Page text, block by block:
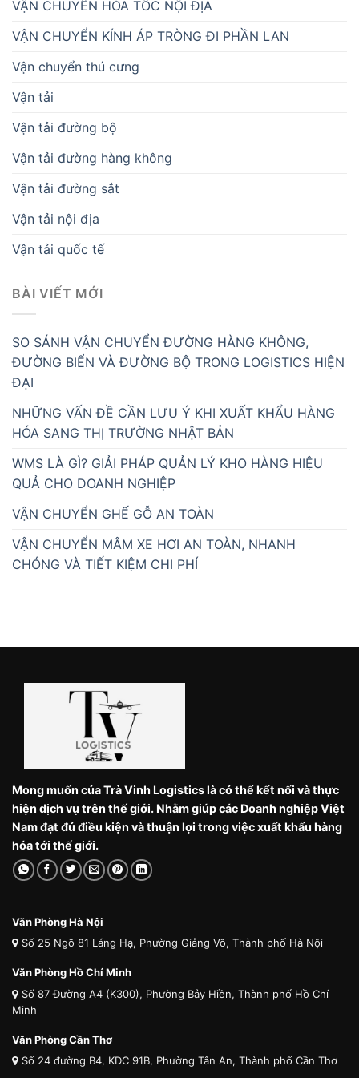
VẬN CHUYỂN HỎA TỐC NỘI ĐỊA
VẬN CHUYỂN KÍNH ÁP TRÒNG ĐI PHẦN LAN
Vận chuyển thú cưng
Vận tải
Vận tải đường bộ
Vận tải đường hàng không
Vận tải đường sắt
Vận tải nội địa
Vận tải quốc tế
BÀI VIẾT MỚI
SO SÁNH VẬN CHUYỂN ĐƯỜNG HÀNG KHÔNG,
ĐƯỜNG BIỂN VÀ ĐƯỜNG BỘ TRONG LOGISTICS HIỆN
ĐẠI
NHỮNG VẤN ĐỀ CẦN LƯU Ý KHI XUẤT KHẨU HÀNG
HÓA SANG THỊ TRƯỜNG NHẬT BẢN
WMS LÀ GÌ? GIẢI PHÁP QUẢN LÝ KHO HÀNG HIỆU
QUẢ CHO DOANH NGHIỆP
VẬN CHUYỂN GHẾ GỖ AN TOÀN
VẬN CHUYỂN MÂM XE HƠI AN TOÀN, NHANH
CHÓNG VÀ TIẾT KIỆM CHI PHÍ
Mong muốn của Trà Vinh Logistics là có thể kết nối và thực
hiện dịch vụ trên thế giới. Nhằm giúp các Doanh nghiệp Việt
Nam đạt đủ điều kiện và thuận lợi trong việc xuất khẩu hàng
hóa tới thế giới.
Văn Phòng Hà Nội
Số 25 Ngõ 81 Láng Hạ, Phường Giảng Võ, Thành phố Hà Nội
Văn Phòng Hồ Chí Minh
Số 87 Đường A4 (K300), Phường Bảy Hiền, Thành phố Hồ Chí
Minh
Văn Phòng Cần Thơ
Số 24 đường B4, KDC 91B, Phường Tân An, Thành phố Cần Thơ